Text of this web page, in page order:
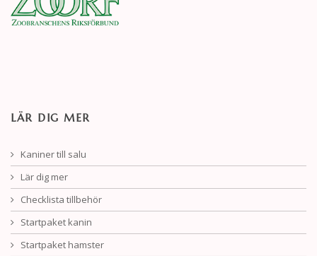
LÄR DIG MER
Kaniner till salu
Lär dig mer
Checklista tillbehör
Startpaket kanin
Startpaket hamster